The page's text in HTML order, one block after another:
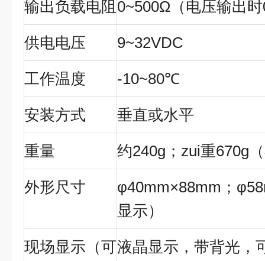
输出负载电阻 0~500Ω （电压输出时
供电电压 9~32VDC
工作温度 -10~80℃
安装方式 垂直或水平
重量 约240g ；zui重670g
外形尺寸 φ40mm×88mm ；
显示）
现场显示（可液晶显示，带背光，